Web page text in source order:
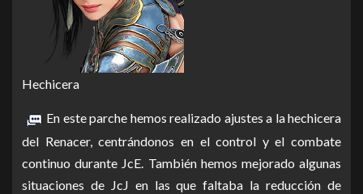
Hechicera
En este parche hemos realizado ajustes a la hechicera
del Renacer, centrándonos en el control y el combate
continuo durante JcE. También hemos mejorado algunas
situaciones de JcJ en las que faltaba la reducción de